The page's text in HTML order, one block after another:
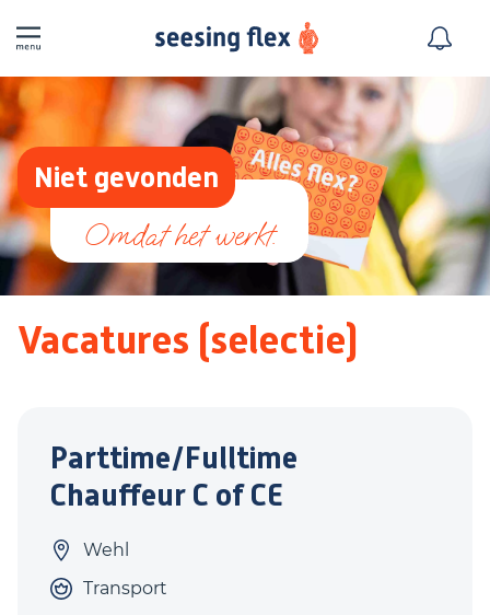
Niet gevonden
Vacatures (selectie)
Parttime/Fulltime
Chauffeur C of CE
Wehl
Transport